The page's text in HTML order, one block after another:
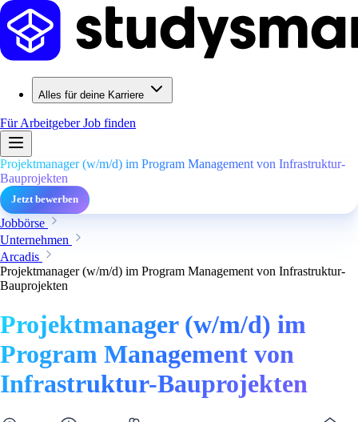
Alles für deine Karriere
Für ArbeitgeberJob finden
Projektmanager (w/m/d) im Program Management von Infrastruktur-
Bauprojekten
Jetzt bewerben
Jobbörse
Unternehmen
Arcadis
Projektmanager (w/m/d) im Program Management von Infrastruktur-
Bauprojekten
Projektmanager (w/m/d) im
Program Management von
Infrastruktur-Bauprojekten